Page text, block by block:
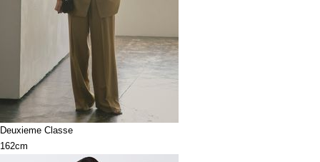
Deuxieme Classe
162cm